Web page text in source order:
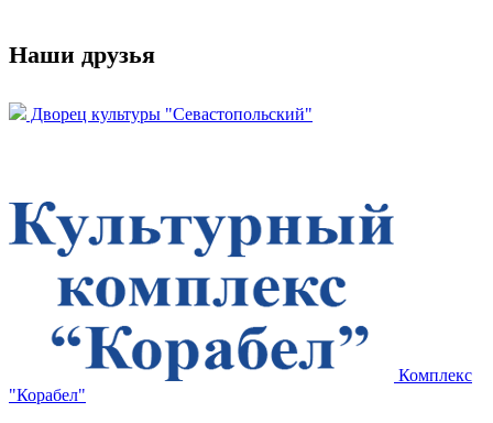
Наши друзья
Дворец культуры "Севастопольский"
Комплекс
"Корабел"